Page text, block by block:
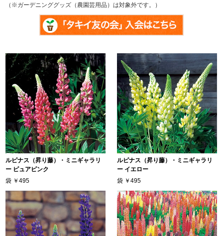
（※ガーデニンググッズ（農園芸用品）は対象外です。）
ルピナス（昇り藤）・ミニギャラリ
ー ピュアピンク
袋 ￥495
ルピナス（昇り藤）・ミニギャラリ
ー イエロー
袋 ￥495